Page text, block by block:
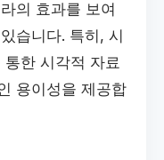
의 효과를 보여
습니다. 특히, 시
한 시각적 자료
용이성을 제공합